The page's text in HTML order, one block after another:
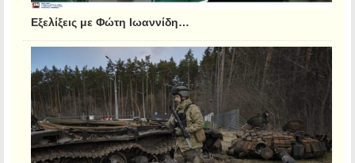
Εξελίξεις με Φώτη Ιωαννίδη…